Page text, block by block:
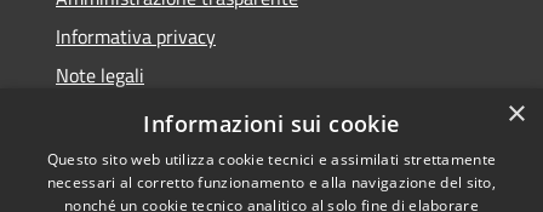
Informativa privacy
Note legali
Dichiarazione di accessibilità
×
Informazioni sui cookie
Questo sito web utilizza cookie tecnici e assimilati strettamente
necessari al corretto funzionamento e alla navigazione del sito,
nonché un cookie tecnico analitico al solo fine di elaborare